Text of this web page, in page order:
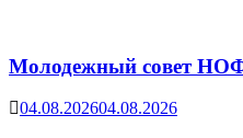
Молодежный совет
04.08.202604.08.2026